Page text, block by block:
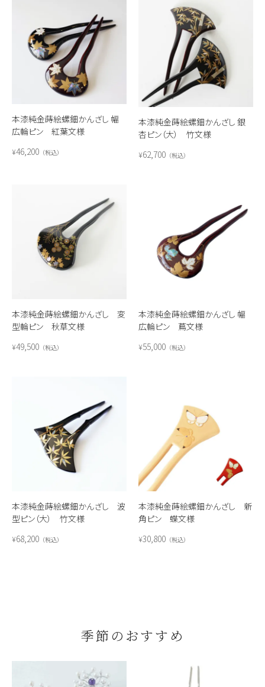
本漆純金蒔絵螺鈿かんざし 幅
広輪ピン 紅葉文様
¥46,200 税込
本漆純金蒔絵螺鈿かんざし 銀
杏ピン（大） 竹文様
¥62,700 税込
本漆純金蒔絵螺鈿かんざし 変
型輪ピン 秋草文様
¥49,500 税込
本漆純金蒔絵螺鈿かんざし 幅
広輪ピン 蔦文様
¥55,000 税込
本漆純金蒔絵螺鈿かんざし 波
型ピン（大） 竹文様
¥68,200 税込
本漆純金蒔絵螺鈿かんざし 新
角ピン 蝶文様
¥30,800 税込
季節のおすすめ